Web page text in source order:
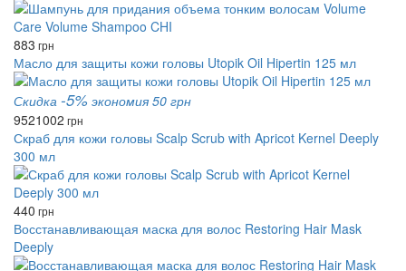
883 грн
Масло для защиты кожи головы Utopik Oil Hipertin 125 мл
Скидка -5% экономия 50 грн
9521002 грн
Скраб для кожи головы Scalp Scrub with Apricot Kernel Deeply
300 мл
440 грн
Восстанавливающая маска для волос Restoring Hair Mask
Deeply